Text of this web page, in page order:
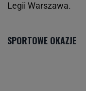
Legii Warszawa.